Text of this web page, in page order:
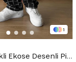
1
Beli Lastikli Ekose Desenli Pijama Siyah